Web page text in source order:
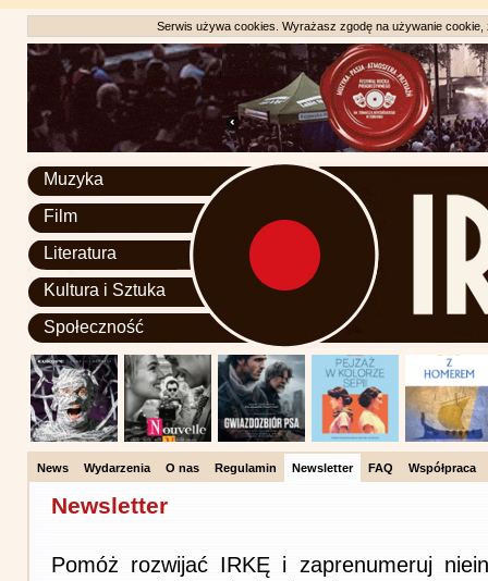
Serwis używa cookies. Wyrażasz zgodę na używanie
Muzyka
Film
Literatura
Kultura i Sztuka
Społeczność
News Wydarzenia O nas Regulamin Newsletter FAQ Współpraca
Newsletter
Pomóż rozwijać IRKĘ i zaprenumeruj